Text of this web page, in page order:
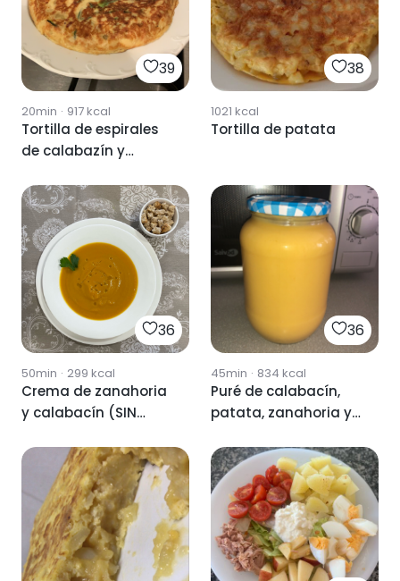
39
20min · 917kcal
Tortilla de espirales
de calabazín y
38
1021 kcal
Tortilla de patata
36
50min · 299 kcal
Crema de zanahoria
y calabacín (SIN
36
45min · 834 kcal
Puré de calabacín,
patata, zanahoria y